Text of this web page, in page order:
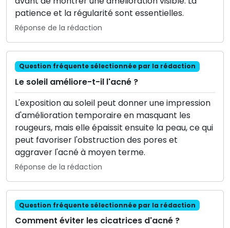
patience et la régularité sont essentielles.
Réponse de la rédaction
Question fréquente sélectionnée par la rédaction
Le soleil améliore-t-il l'acné ?
L'exposition au soleil peut donner une impression
d'amélioration temporaire en masquant les
rougeurs, mais elle épaissit ensuite la peau, ce qui
peut favoriser l'obstruction des pores et
aggraver l'acné à moyen terme.
Réponse de la rédaction
Question fréquente sélectionnée par la rédaction
Comment éviter les cicatrices d'acné ?